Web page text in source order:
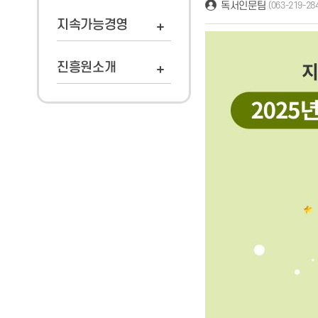
지속가능경영
진흥원소개
독서인문팀 (063-219-